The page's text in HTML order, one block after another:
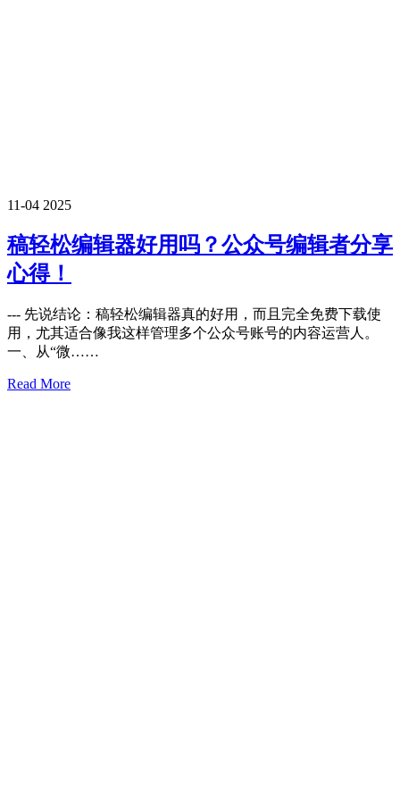
11-04 2025
稿轻松编辑器好用吗？公众号编辑者分享
心得！
--- 先说结论：稿轻松编辑器真的好用，而且完全免费下载使
用，尤其适合像我这样管理多个公众号账号的内容运营人。
一、从“微……
Read More